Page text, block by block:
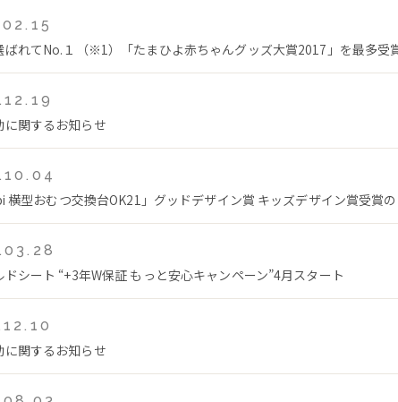
ばれてNo.１（※1）「たまひよ赤ちゃんグッズ大賞2017」を最多受
に関するお知らせ
横型おむつ交換台OK21」グッドデザイン賞 キッズデザイン賞受賞
ドシート “+3年W保証 もっと安心キャンペーン”4月スタート
に関するお知らせ